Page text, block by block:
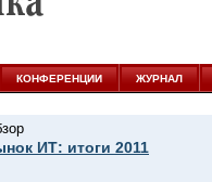
КОНФЕРЕНЦИИ ЖУРНАЛ
ИТ: итоги 2011